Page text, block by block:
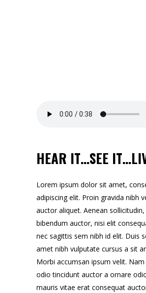
HEAR IT…SEE
Lorem ipsum dolor sit amet,
adipiscing elit. Proin gravida nibh
auctor aliquet. Aenean
bibendum auctor, nisi elit
nec sagittis sem nibh id elit. Duis
amet nibh vulputate cursus a sit
Morbi accumsan ipsum velit.
odio tincidunt auctor a ornare
mauris vitae erat consequat